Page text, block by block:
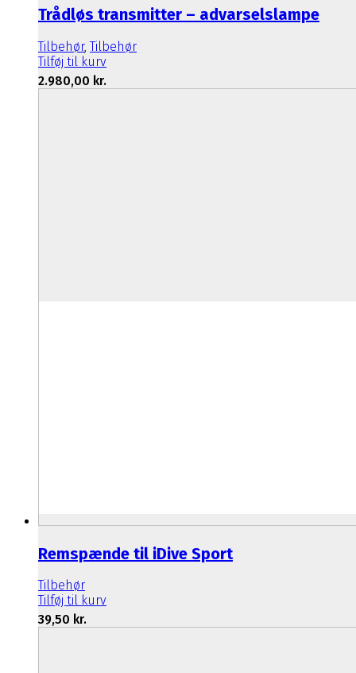
Trådløs transmitter – advarselslampe
Tilbehør,Tilbehør
Tilføj til kurv
2.980,00 kr.
Remspænde til iDive Sport
Tilbehør
Tilføj til kurv
39,50 kr.